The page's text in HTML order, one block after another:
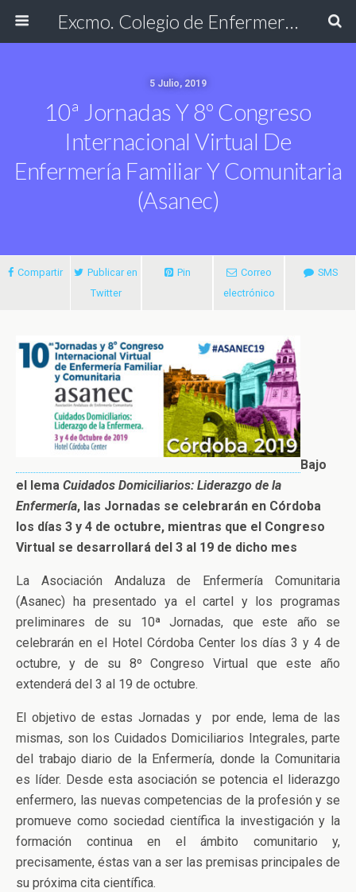
Excmo. Colegio de Enfermería de Cádiz
5 Julio, 2019
10ª Jornadas Y 8º Congreso
Internacional Virtual De
Enfermería Familiar Y Comunitaria
(Asanec)
Compartir
Publicar en
Twitter
Pin
Correo
electrónico
SMS
Bajo
el lema Cuidados Domiciliarios: Liderazgo de la
Enfermería, las Jornadas se celebrarán en Córdoba
los días 3 y 4 de octubre, mientras que el Congreso
Virtual se desarrollará del 3 al 19 de dicho mes
La Asociación Andaluza de Enfermería Comunitaria
(Asanec) ha presentado ya el cartel y los programas
preliminares de su 10ª Jornadas, que este año se
celebrarán en el Hotel Córdoba Center los días 3 y 4 de
octubre, y de su 8º Congreso Virtual que este año
extenderá del 3 al 19 de octubre.
El objetivo de estas Jornadas y por ende, lema de las
mismas, son los Cuidados Domiciliarios Integrales, parte
del trabajo diario de la Enfermería, donde la Comunitaria
es líder. Desde esta asociación se potencia el liderazgo
enfermero, las nuevas competencias de la profesión y se
promueve como sociedad científica la investigación y la
formación continua en el ámbito comunitario y,
precisamente, éstas van a ser las premisas principales de
su próxima cita científica.